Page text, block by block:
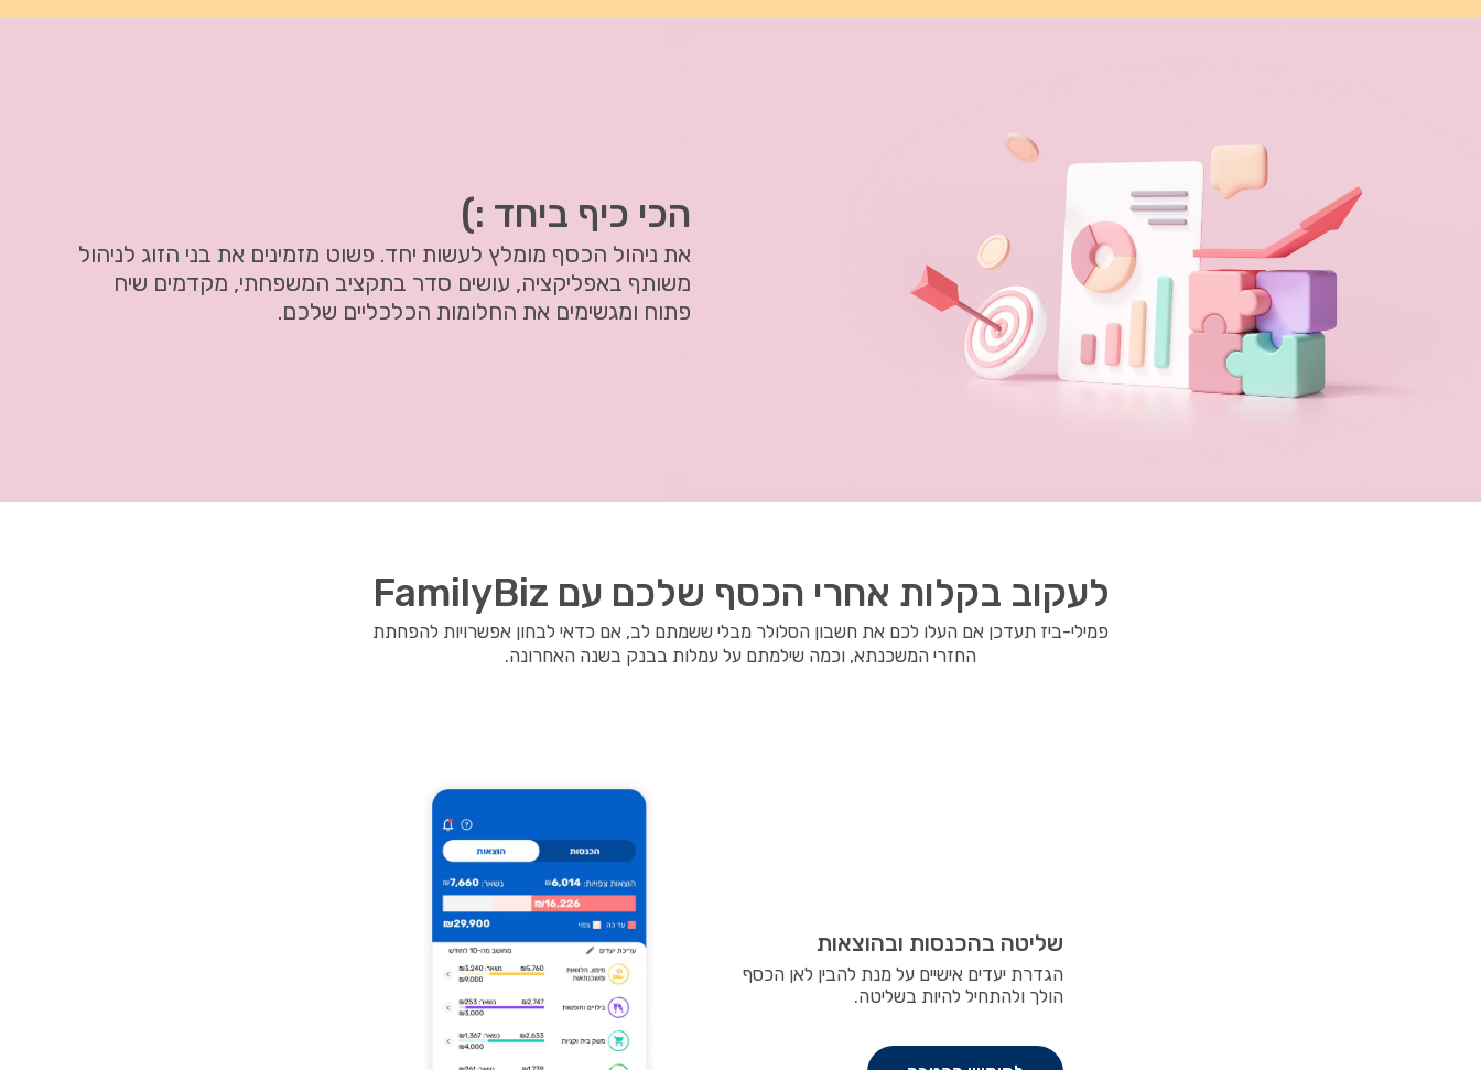
הכי כיף ביחד :)
את ניהול הכסף מומלץ לעשות יחד. פשוט מזמינים את בני הזוג לניהול
משותף באפליקציה, עושים סדר בתקציב המשפחתי, מקדמים שיח
פתוח ומגשימים את החלומות הכלכליים שלכם.
לעקוב בקלות אחרי הכסף שלכם עם FamilyBiz
פמילי-ביז תעדכן אם העלו לכם את חשבון הסלולר מבלי ששמתם לב, אם כדאי לבחון אפשרויות להפחתת
החזרי המשכנתא, וכמה שילמתם על עמלות בבנק בשנה האחרונה.
שליטה בהכנסות ובהוצאות
הגדרת יעדים אישיים על מנת להבין לאן הכסף
הולך ולהתחיל להיות בשליטה.